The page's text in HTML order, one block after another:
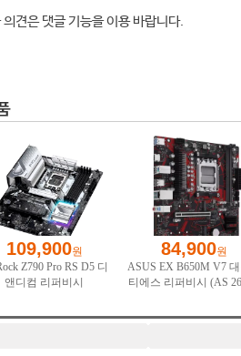
견은 댓글 기능을 이용 바랍니다.